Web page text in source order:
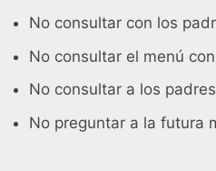
No consultar con los
No consultar el menú
No consultar a los
No preguntar a la futura